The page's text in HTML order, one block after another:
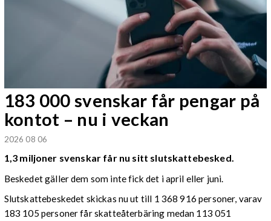
183 000 svenskar får pengar på
kontot – nu i veckan
2026 08 06
1,3 miljoner svenskar får nu sitt slutskattebesked.
Beskedet gäller dem som inte fick det i april eller juni.
Slutskattebeskedet skickas nu ut till 1 368 916 personer, varav
183 105 personer får skatteåterbäring medan 113 051